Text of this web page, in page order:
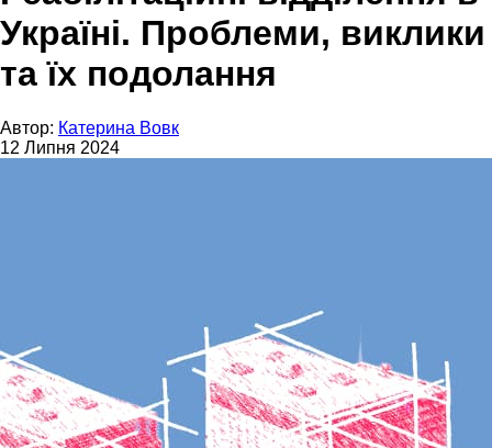
Україні. Проблеми, виклики
та їх подолання
Автор: Катерина Вовк
12 Липня 2024